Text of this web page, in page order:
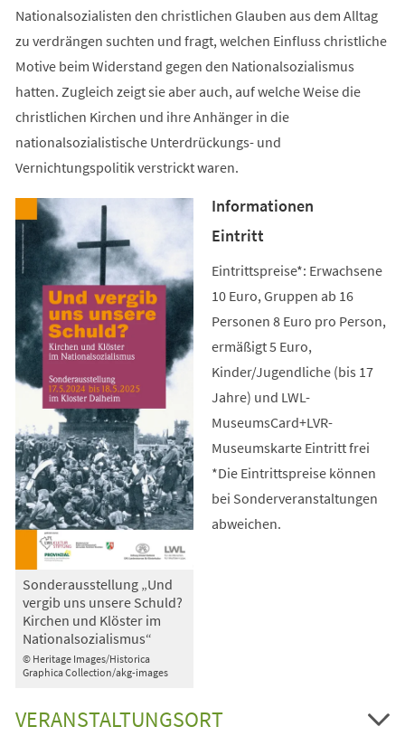
Nationalsozialisten den christlichen Glauben aus dem Alltag
zu verdrängen suchten und fragt, welchen Einfluss christliche
Motive beim Widerstand gegen den Nationalsozialismus
hatten. Zugleich zeigt sie aber auch, auf welche Weise die
christlichen Kirchen und ihre Anhänger in die
nationalsozialistische Unterdrückungs- und
Vernichtungspolitik verstrickt waren.
© Heritage Images/Historica
Graphica Collection/akg-images
Sonderausstellung „Und
vergib uns unsere Schuld?
Kirchen und Klöster im
Nationalsozialismus“
Informationen
Eintritt
Eintrittspreise*: Erwachsene
10 Euro, Gruppen ab 16
Personen 8 Euro pro Person,
ermäßigt 5 Euro,
Kinder/Jugendliche (bis 17
Jahre) und LWL-
MuseumsCard+LVR-
Museumskarte Eintritt frei
*Die Eintrittspreise können
bei Sonderveranstaltungen
abweichen.
VERANSTALTUNGSORT